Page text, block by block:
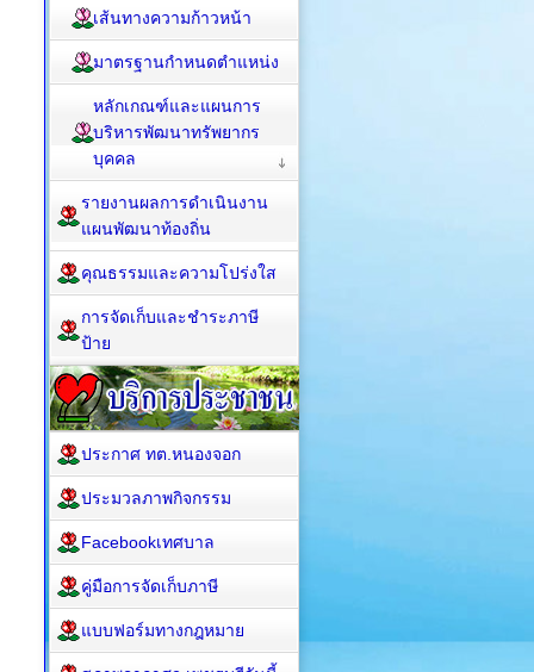
เส้นทางความก้าวหน้า
มาตรฐานกำหนดตำแหน่ง
หลักเกณฑ์และแผนการ
บริหารพัฒนาทรัพยากร
บุคคล
รายงานผลการดำเนินงาน
แผนพัฒนาท้องถิ่น
คุณธรรมและความโปร่งใส
การจัดเก็บและชำระภาษี
ป้าย
ประกาศ ทต.หนองจอก
ประมวลภาพกิจกรรม
Facebookเทศบาล
คู่มือการจัดเก็บภาษี
แบบฟอร์มทางกฎหมาย